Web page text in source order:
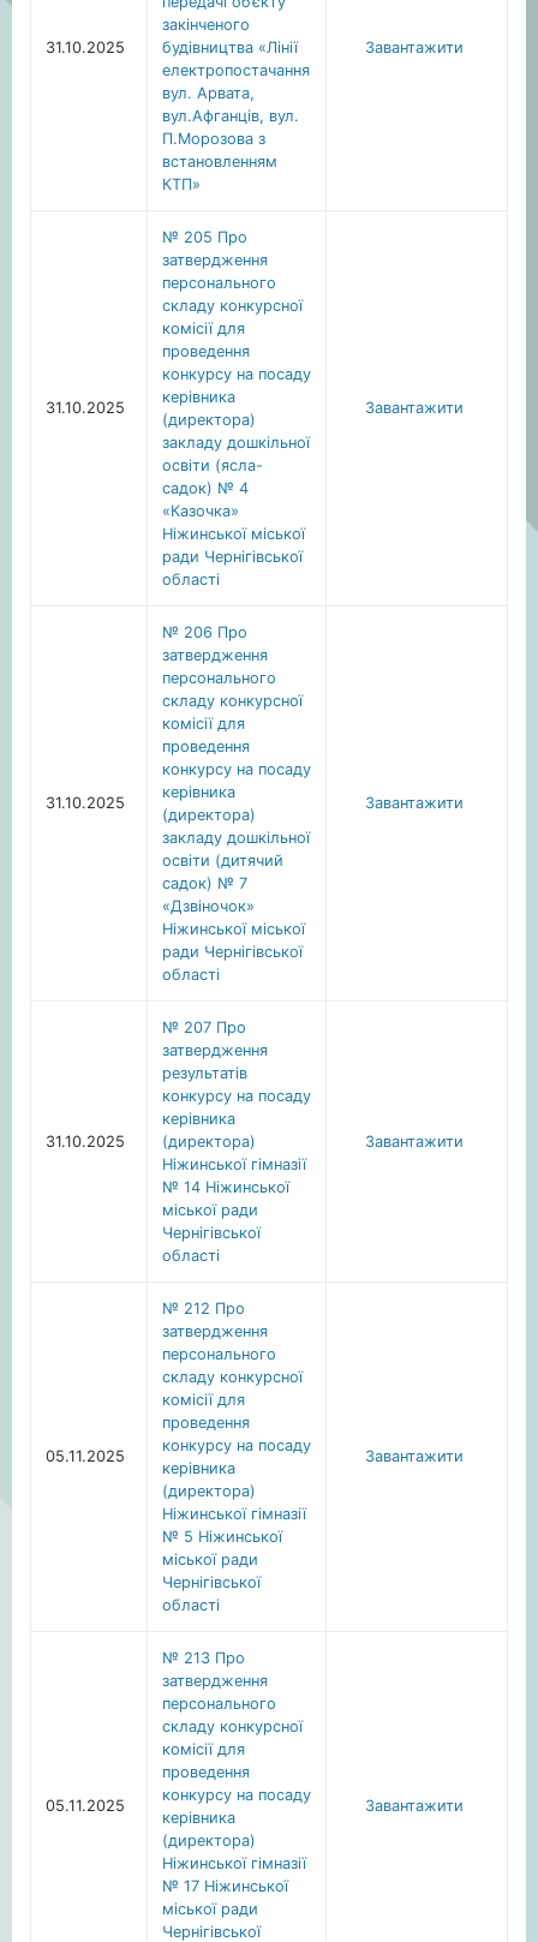
31.10.2025
закінченого
будівництва «Лінії
електропостачання
вул. Арвата,
вул.Афганців, вул.
П.Морозова з
встановленням
КТП»
Завантажити
31.10.2025
№ 205 Про
затвердження
персонального
складу конкурсної
комісії для
проведення
конкурсу на посаду
керівника
(директора)
закладу дошкільної
освіти (ясла-
садок) № 4
«Казочка»
Ніжинської міської
ради Чернігівської
області
Завантажити
31.10.2025
№ 206 Про
затвердження
персонального
складу конкурсної
комісії для
проведення
конкурсу на посаду
керівника
(директора)
закладу дошкільної
освіти (дитячий
садок) № 7
«Дзвіночок»
Ніжинської міської
ради Чернігівської
області
Завантажити
31.10.2025
№ 207 Про
затвердження
результатів
конкурсу на посаду
керівника
(директора)
Ніжинської гімназії
№ 14 Ніжинської
міської ради
Чернігівської
області
Завантажити
05.11.2025
№ 212 Про
затвердження
персонального
складу конкурсної
комісії для
проведення
конкурсу на посаду
керівника
(директора)
Ніжинської гімназії
№ 5 Ніжинської
міської ради
Чернігівської
області
Завантажити
05.11.2025
№ 213 Про
затвердження
персонального
складу конкурсної
комісії для
проведення
конкурсу на посаду
керівника
(директора)
Ніжинської гімназії
№ 17 Ніжинської
міської ради
Чернігівської
Завантажити